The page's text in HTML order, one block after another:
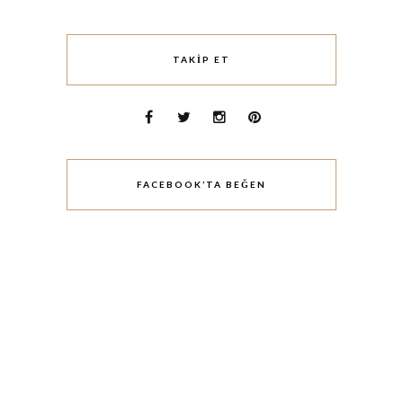
TAKIP ET
FACEBOOK’TA BEĞEN